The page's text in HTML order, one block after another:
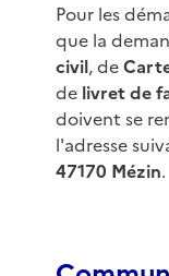
Pour les
que la
civil, de
de livret de
doivent se
l'adresse
47170 Mézin.